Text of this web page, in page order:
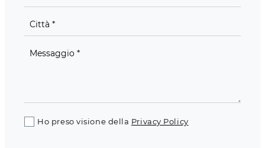
Ho preso visione della Privacy Policy